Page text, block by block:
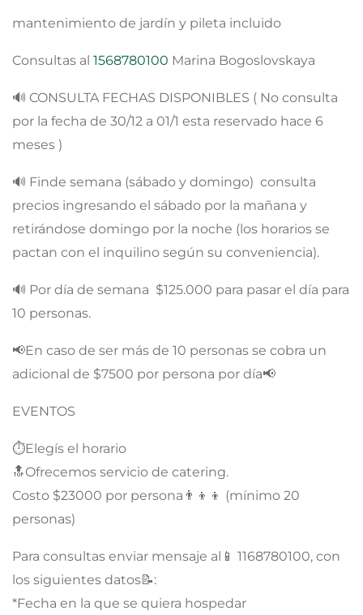
mantenimiento de jardín y pileta incluido
Consultas al 1568780100 Marina Bogoslovskaya
🔊 CONSULTA FECHAS DISPONIBLES ( No consulta
por la fecha de 30/12 a 01/1 esta reservado hace 6
meses )
🔊 Finde semana (sábado y domingo) consulta
precios ingresando el sábado por la mañana y
retirándose domingo por la noche (los horarios se
pactan con el inquilino según su conveniencia).
🔊 Por día de semana $125.000 para pasar el día para
10 personas.
📢En caso de ser más de 10 personas se cobra un
adicional de $7500 por persona por día📢
EVENTOS
⏱Elegís el horario
🔝Ofrecemos servicio de catering.
Costo $23000 por persona👨‍👦‍👦 (mínimo 20
personas)
Para consultas enviar mensaje al📱 1168780100, con
los siguientes datos📝:
*Fecha en la que se quiera hospedar